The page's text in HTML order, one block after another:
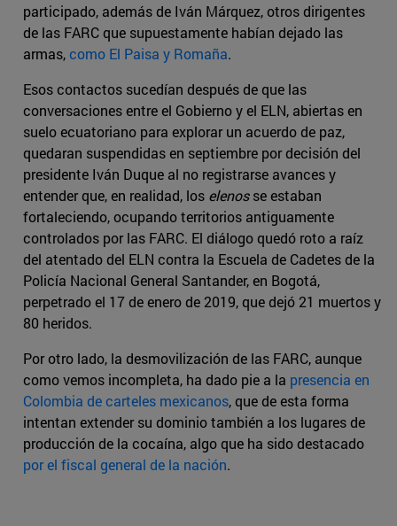
participado, además de Iván Márquez, otros dirigentes
de las FARC que supuestamente habían dejado las
armas,como El Paisa y Romaña.
Esos contactos sucedían después de que las
conversaciones entre el Gobierno y el ELN, abiertas en
suelo ecuatoriano para explorar un acuerdo de paz,
quedaran suspendidas en septiembre por decisión del
presidente Iván Duque al no registrarse avances y
entender que, en realidad, los elenosse estaban
fortaleciendo, ocupando territorios antiguamente
controlados por las FARC. El diálogo quedó roto a raíz
del atentado del ELN contra la Escuela de Cadetes de la
Policía Nacional General Santander, en Bogotá,
perpetrado el 17 de enero de 2019, que dejó 21 muertos y
80 heridos.
Por otro lado, la desmovilización de las FARC, aunque
como vemos incompleta, ha dado pie a la presencia en
Colombia de carteles mexicanos, que de esta forma
intentan extender su dominio también a los lugares de
producción de la cocaína, algo que ha sido destacado
por el fiscal general de la nación.